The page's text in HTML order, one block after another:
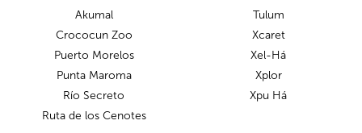
Akumal
Crococun Zoo
Puerto Morelos
Punta Maroma
Río Secreto
Ruta de los Cenotes
Tulum
Xcaret
Xel-Há
Xplor
Xpu Há